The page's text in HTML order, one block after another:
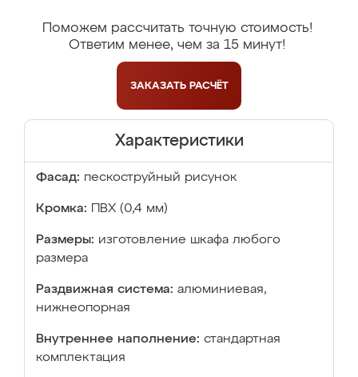
Поможем рассчитать точную стоимость!
Ответим менее, чем за 15 минут!
ЗАКАЗАТЬ РАСЧЁТ
Характеристики
Фасад: пескоструйный рисунок
Кромка: ПВХ (0,4 мм)
Размеры: изготовление шкафа любого
размера
Раздвижная система: алюминиевая,
нижнеопорная
Внутреннее наполнение: стандартная
комплектация